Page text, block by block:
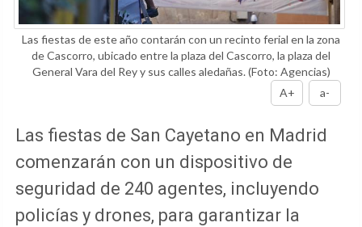
Las fiestas de este año contarán con un recinto ferial en la zona
de Cascorro, ubicado entre la plaza del Cascorro, la plaza del
General Vara del Rey y sus calles aledañas.(Foto: Agencias)
A+
a-
Las fiestas de San Cayetano en Madrid
comenzarán con un dispositivo de
seguridad de 240 agentes, incluyendo
policías y drones, para garantizar la